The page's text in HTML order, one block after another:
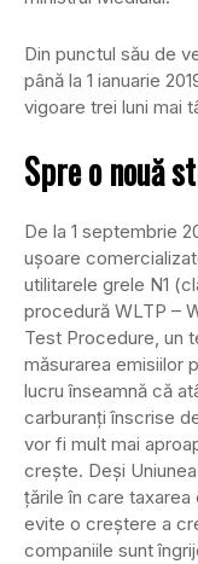
Din punctul său de
până la 1 ianuarie
vigoare trei luni mai
Spre o nouă
De la 1 septembrie
uşoare
utilitarele grele N1
procedură WLTP –
Test Procedure, un
măsurarea emisiilor
lucru înseamnă că
carburanţi înscrise
vor fi mult mai
creşte. Deşi
ţările în care
evite o creştere a
companiile sunt